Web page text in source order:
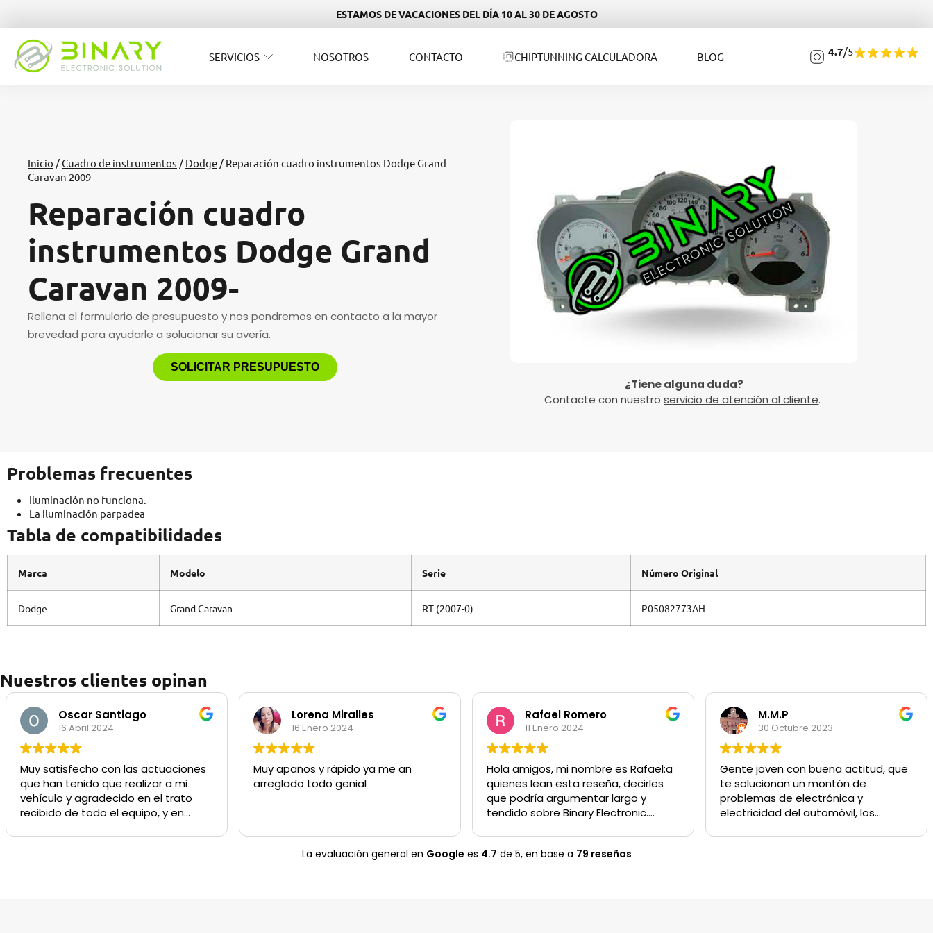
ESTAMOS DE VACACIONES DEL DÍA 10 AL 30 DE AGOSTO
SERVICIOS NOSOTROS CONTACTO CHIPTUNNING CALCULADORA BLOG 4.7/5
Inicio /Cuadro de instrumentos / Dodge / Reparación cuadro instrumentos Dodge Grand
Caravan 2009-
Reparación cuadro
instrumentos Dodge Grand
Caravan 2009-
Rellena el formulario de presupuesto y nos pondremos en contacto a la mayor
brevedad para ayudarle a solucionar su avería.
SOLICITAR PRESUPUESTO
¿Tiene alguna duda?
Contacte con nuestroservicio de atención al cliente.
Problemas frecuentes
Iluminación no funciona.
La iluminación parpadea
Tabla de compatibilidades
Marca Modelo Serie Número Original
Dodge Grand Caravan RT (2007-0) P05082773AH
Nuestros clientes opinan
Oscar Santiago
16 Abril 2024
Muy satisfecho con las actuaciones
que han tenido que realizar a mi
vehículo y agradecido en el trato
recibido de todo el equipo, y en
Lorena Miralles
16 Enero 2024
Muy apaños y rápido ya me an
arreglado todo genial
Rafael Romero
11 Enero 2024
Hola amigos, mi nombre es Rafael:a
quienes lean esta reseña, decirles
que podría argumentar largo y
tendido sobre Binary Electronic.
y muy cercanos. Nada más entras en
M.M.P
30 Octubre 2023
Gente joven con buena actitud, que
te solucionan un montón de
problemas de electrónica y
electricidad del automóvil, los
La evaluación general en Google es 4.7 de 5, en base a 79 reseñas